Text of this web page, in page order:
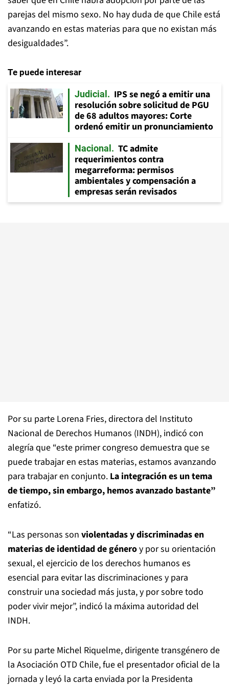
parejas del mismo sexo. No hay duda de que Chile está
avanzando en estas materias para que no existan más
desigualdades”.
Te puede interesar
Judicial
IPS se negó a emitir una
resolución sobre solicitud de PGU
de 68 adultos mayores: Corte
ordenó emitir un pronunciamiento
Nacional
TC admite
requerimientos contra
megarreforma: permisos
ambientales y compensación a
empresas serán revisados
Por su parte Lorena Fries, directora del Instituto
Nacional de Derechos Humanos (INDH), indicó con
alegría que “este primer congreso demuestra que se
puede trabajar en estas materias, estamos avanzando
para trabajar en conjunto. La integración es un tema
de tiempo, sin embargo, hemos avanzado bastante”
enfatizó.
“Las personas son violentadas y discriminadas en
materias de identidad de géneroy por su orientación
sexual, el ejercicio de los derechos humanos es
esencial para evitar las discriminaciones y para
construir una sociedad más justa, y por sobre todo
poder vivir mejor”, indicó la máxima autoridad del
INDH.
Por su parte Michel Riquelme, dirigente transgénero de
la Asociación OTD Chile, fue el presentador oficial de la
jornada y leyó la carta enviada por la Presidenta